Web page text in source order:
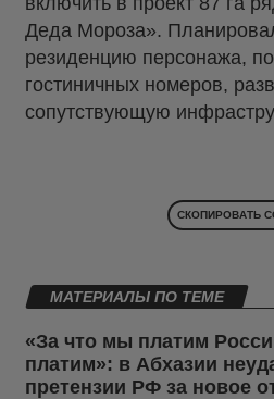
Деда Мороза».
резиденцию персонажа,
гостиничных номеров,
сопутствующую
СКОПИРОВАТЬ
МАТЕРИАЛЫ ПО ТЕМЕ
«За что мы платим
платим»: в Абхазии
претензии РФ за новое